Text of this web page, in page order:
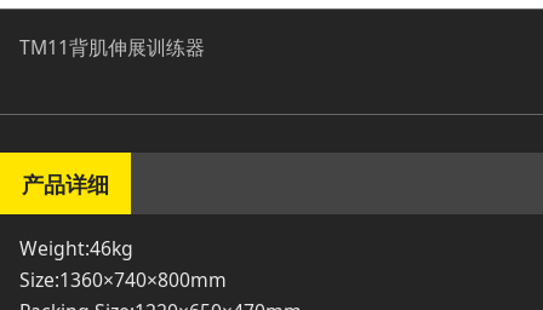
TM11背肌伸展训练器
产品详细
Weight:46kg
Size:1360×740×800mm